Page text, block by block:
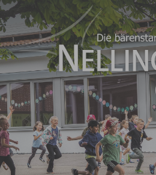
Zum Hauptinhalt springen